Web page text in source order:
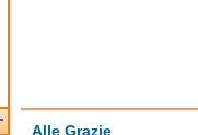
Alle Grazie